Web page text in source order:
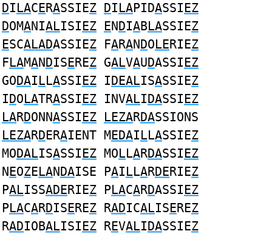
DILACERASSIEZ DILAPIDASSIEZ
DOMANIALISIEZ ENDIABLASSIEZ
ESCALADASSIEZ FARANDOLERIEZ
FLAMANDISEREZ GALVAUDASSIEZ
GODAILLASSIEZ IDEALISASSIEZ
IDOLATRASSIEZ INVALIDASSIEZ
LARDONNASSIEZ LEZARDASSIONS
LEZARDERAIENT MEDAILLASSIEZ
MODALISASSIEZ MOLLARDASSIEZ
NEOZELANDAISE PAILLARDERIEZ
PALISSADERIEZ PLACARDASSIEZ
PLACARDISEREZ RADICALISEREZ
RADIOBALISIEZ REVALIDASSIEZ